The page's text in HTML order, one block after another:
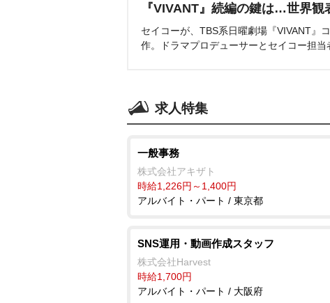
『VIVANT』続編の鍵は…世界観
セイコーが、TBS系日曜劇場『VIVANT』
作。ドラマプロデューサーとセイコー担当
求人特集
一般事務
株式会社アキザト
時給1,226円～1,400円
アルバイト・パート / 東京都
SNS運用・動画作成スタッフ
株式会社Harvest
時給1,700円
アルバイト・パート / 大阪府